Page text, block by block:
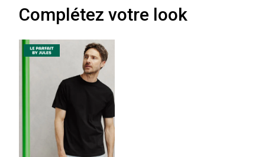
Complétez votre look